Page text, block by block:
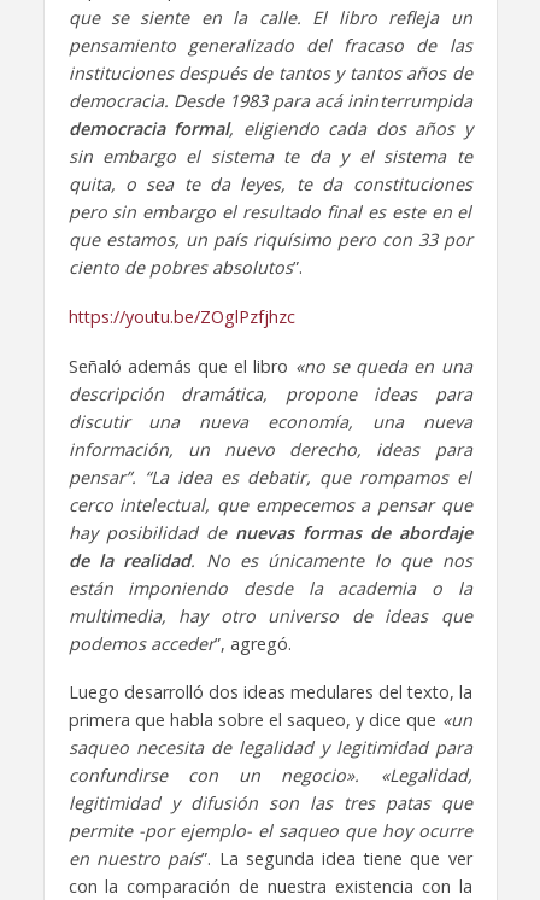
que se siente en la calle. El libro refleja un
pensamiento generalizado del fracaso de las
instituciones después de tantos y tantos años de
democracia. Desde 1983 para acá ininterrumpida
democracia formal, eligiendo cada dos años y
sin embargo el sistema te da y el sistema te
quita, o sea te da leyes, te da constituciones
pero sin embargo el resultado final es este en el
que estamos, un país riquísimo pero con 33 por
ciento de pobres absolutos”.
https://youtu.be/ZOglPzfjhzc
Señaló además que el libro «no se queda en una
descripción dramática, propone ideas para
discutir una nueva economía, una nueva
información, un nuevo derecho, ideas para
pensar”. “La idea es debatir, que rompamos el
cerco intelectual, que empecemos a pensar que
hay posibilidad denuevas formas de abordaje
de la realidad. No es únicamente lo que nos
están imponiendo desde la academia o la
multimedia, hay otro universo de ideas que
podemos acceder”, agregó.
Luego desarrolló dos ideas medulares del texto, la
primera que habla sobre el saqueo, y dice que «un
saqueo necesita de legalidad y legitimidad para
confundirse con un negocio». «Legalidad,
legitimidad y difusión son las tres patas que
permite -por ejemplo- el saqueo que hoy ocurre
en nuestro país”. La segunda idea tiene que ver
con la comparación de nuestra existencia con la